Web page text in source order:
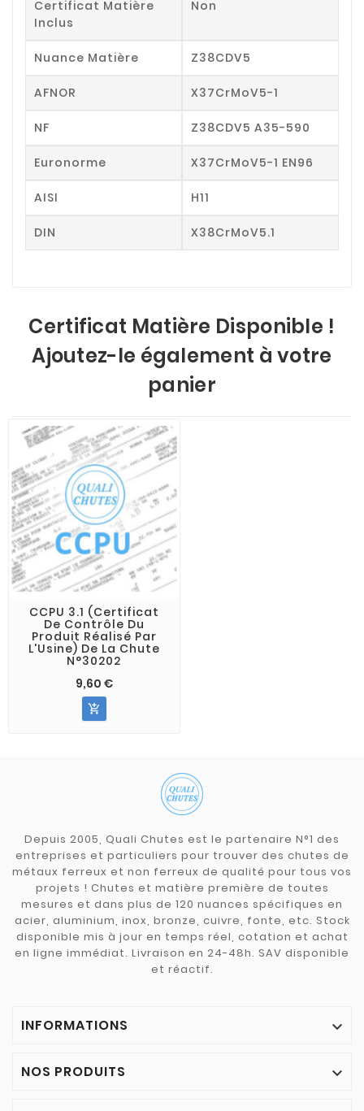
Certificat Matière
Inclus
Non
Nuance Matière Z38CDV5
AFNOR X37CrMoV5-1
NF Z38CDV5 A35-590
Euronorme X37CrMoV5-1 EN96
AISI H11
DIN X38CrMoV5.1
Certificat Matière Disponible !
Ajoutez-le également à votre
panier
CCPU 3.1 (Certificat
De Contrôle Du
Produit Réalisé Par
L'Usine) De La Chute
N°30202
9,60 €

Depuis 2005, Quali Chutes est le partenaire N°1 des
entreprises et particuliers pour trouver des chutes de
métaux ferreux et non ferreux de qualité pour tous vos
projets ! Chutes et matière première de toutes
mesures et dans plus de 120 nuances spécifiques en
acier, aluminium, inox, bronze, cuivre, fonte, etc. Stock
disponible mis à jour en temps réel, cotation et achat
en ligne immédiat. Livraison en 24-48h. SAV disponible
et réactif.
INFORMATIONS 
NOS PRODUITS 